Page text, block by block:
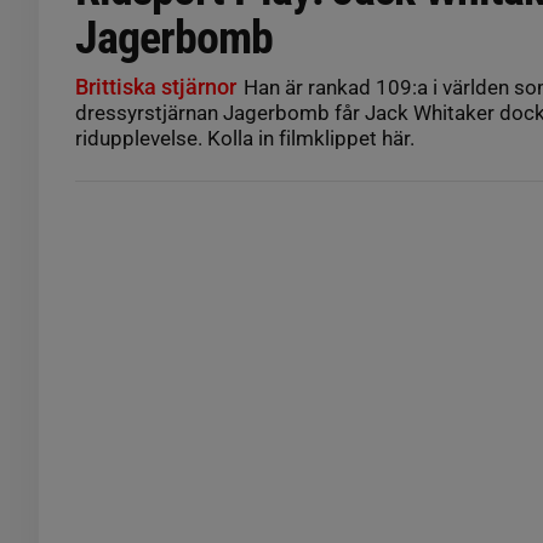
Jagerbomb
Brittiska stjärnor Han är rankad 109:a i världen
dressyrstjärnan Jagerbomb får Jack Whitaker
ridupplevelse. Kolla in filmklippet här.